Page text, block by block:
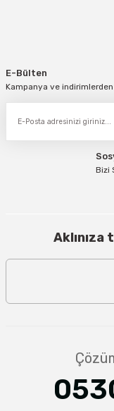
E-Bülten
Kampanya ve
Bizi
Aklınıza